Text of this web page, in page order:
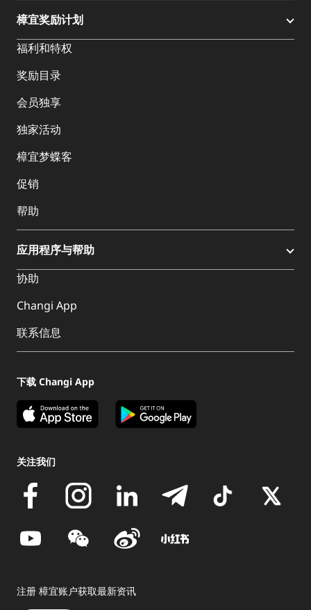
樟宜奖励计划
福利和特权
奖励目录
会员独享
独家活动
樟宜梦蝶客
促销
帮助
应用程序与帮助
协助
Changi App
联系信息
下载 Changi App
关注我们
注册 樟宜账户获取最新资讯